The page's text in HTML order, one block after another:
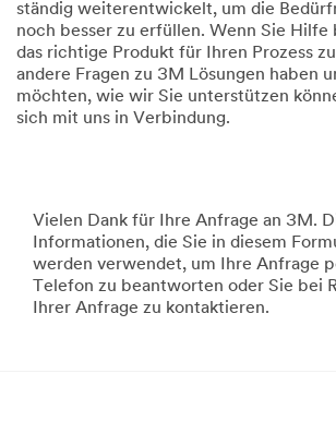
ständig weiterentwickelt, um die
noch besser zu erfüllen. Wenn Sie Hilfe
das richtige Produkt für Ihren Prozess
andere Fragen zu 3M Lösungen haben
möchten, wie wir Sie unterstützen
sich mit uns in Verbindung.
Vielen Dank für Ihre Anfrage an 3M.
Informationen, die Sie in diesem
werden verwendet, um Ihre Anfrage
Telefon zu beantworten oder Sie bei
Ihrer Anfrage zu kontaktieren.